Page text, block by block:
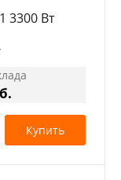
3300 Вт
Купить